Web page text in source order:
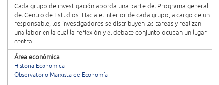
Cada grupo de investigación aborda una parte del Programa general
del Centro de Estudios. Hacia el interior de cada grupo, a cargo de un
responsable, los investigadores se distribuyen las tareas y realizan
una labor en la cual la reflexión y el debate conjunto ocupan un lugar
central.
Área económica
Historia Económica
Observatorio Marxista de Economía